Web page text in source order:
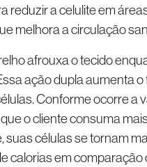
reduzir a celulite em
melhora a circulação
afrouxa o tecido
ação dupla aumenta
Conforme ocorre a
o cliente consuma
células se tornam
calorias em